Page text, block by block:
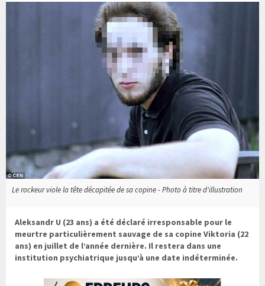
Le rockeur viole la tête décapitée de sa copine - Photo à titre d'illustration
Aleksandr U (23 ans) a été déclaré irresponsable pour le
meurtre particulièrement sauvage de sa copine Viktoria (22
ans) en juillet de l’année dernière. Il restera dans une
institution psychiatrique jusqu’à une date indéterminée.